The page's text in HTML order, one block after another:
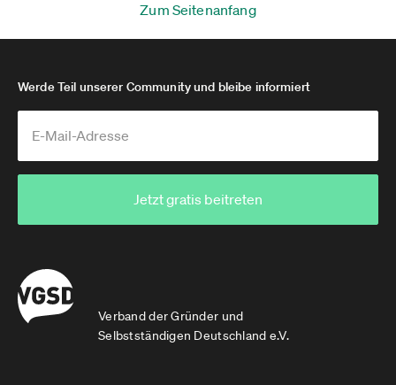
Zum Seitenanfang
Verband der Gründer und
Selbstständigen Deutschland e.V.
Werde Teil unserer Community und bleibe informiert
Jetzt gratis beitreten